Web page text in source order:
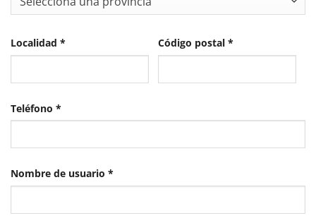
Localidad * Código postal *
Teléfono *
Nombre de usuario *Obligatorio